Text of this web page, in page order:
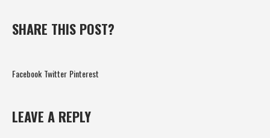
SHARE THIS POST?
Facebook Twitter Pinterest
LEAVE A REPLY